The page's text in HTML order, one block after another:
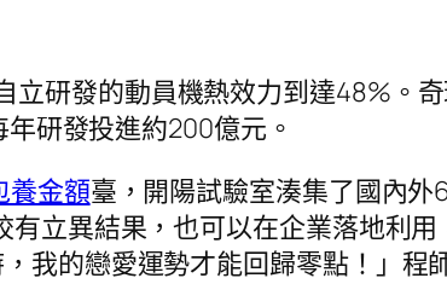
研發的動員機熱效力到達48%。
研發投進約200億元。
養金額臺，開陽試驗室湊集了國內
立異結果，也可以在企業落地利用
我的戀愛運勢才能回歸零點！」程